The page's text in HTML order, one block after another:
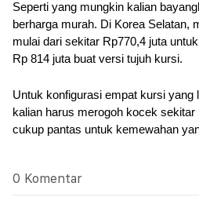
Seperti yang mungkin kalian
berharga murah. Di Korea Selatan,
mulai dari sekitar Rp770,4 juta
Rp 814 juta buat versi tujuh kursi.
Untuk konfigurasi empat kursi yang
kalian harus merogoh kocek
cukup pantas untuk kemewahan
0 Komentar